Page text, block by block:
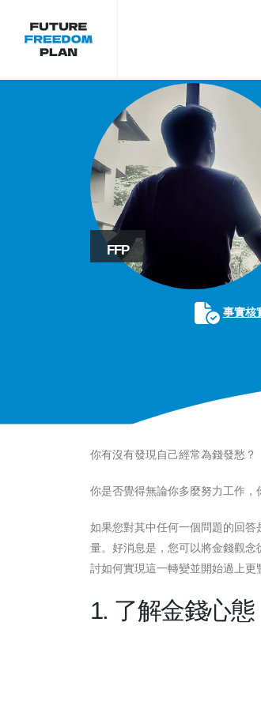
FFP
事實核
你有沒有發現自己經常為錢發愁？
你是否覺得無論你多麼努力工作，
如果您對其中任何一個問題的回
量。好消息是，您可以將金錢觀
討如何實現這一轉變並開始過上更
1. 了解金錢心態